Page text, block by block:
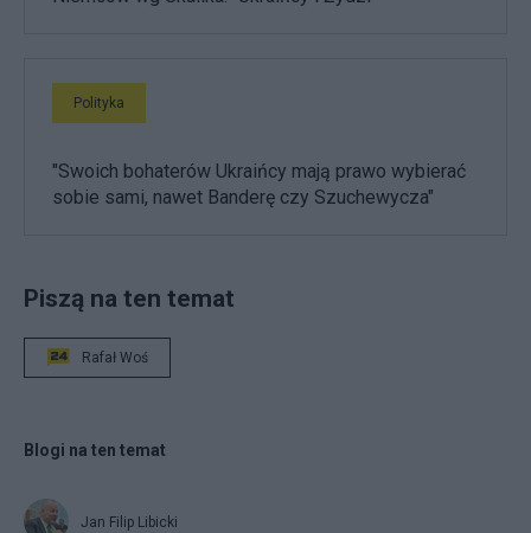
Polityka
"Swoich bohaterów Ukraińcy mają prawo wybierać
sobie sami, nawet Banderę czy Szuchewycza"
Piszą na ten temat
Rafał Woś
Blogi na ten temat
Jan Filip Libicki